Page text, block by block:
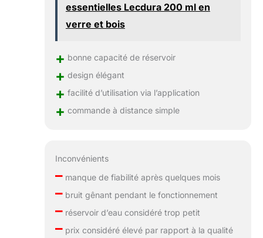
essentielles Lecdura 200 ml en
verre et bois
+ bonne capacité de réservoir
+ design élégant
+ facilité d’utilisation via l’application
+ commande à distance simple
Inconvénients
–manque de fiabilité après quelques mois
–bruit gênant pendant le fonctionnement
–réservoir d’eau considéré trop petit
–prix considéré élevé par rapport à la qualité